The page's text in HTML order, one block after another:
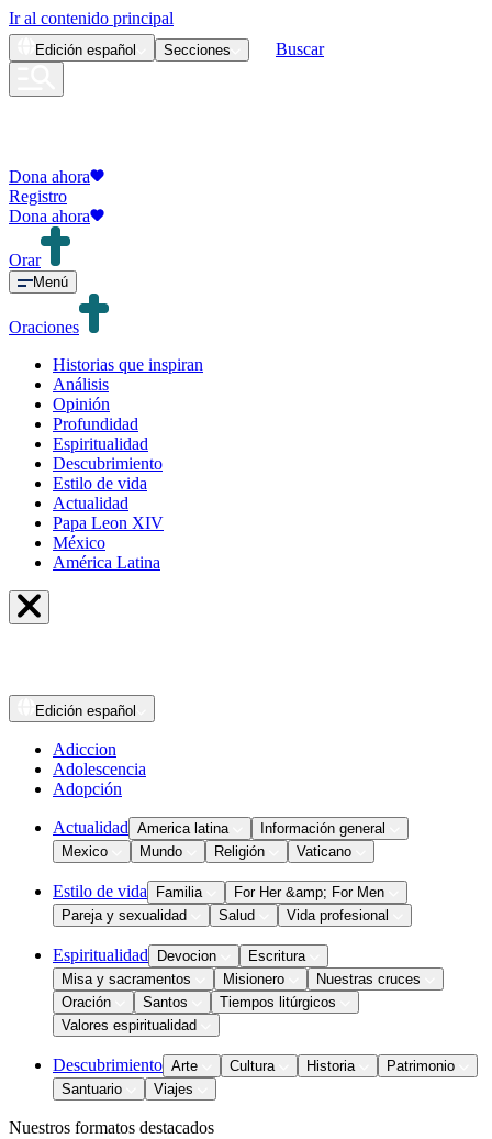
Ir al contenido principal
Edición español Secciones Buscar
Dona ahora
Registro
Dona ahora
Orar
Menú
Oraciones
Historias que inspiran
Análisis
Opinión
Profundidad
Espiritualidad
Descubrimiento
Estilo de vida
Actualidad
Papa Leon XIV
México
América Latina
Edición español
Adiccion
Adolescencia
Adopción
Actualidad America latina
Información general
Mexico
Mundo Religión Vaticano
Estilo de vida Familia
For Her &amp; For Men
Pareja y sexualidad
Salud Vida profesional
Espiritualidad Devocion
Escritura
Misa y sacramentos
Misionero
Nuestras cruces
Oración
Santos
Tiempos litúrgicos
Valores espiritualidad
Descubrimiento Arte Cultura Historia
Patrimonio
Santuario
Viajes
Nuestros formatos destacados